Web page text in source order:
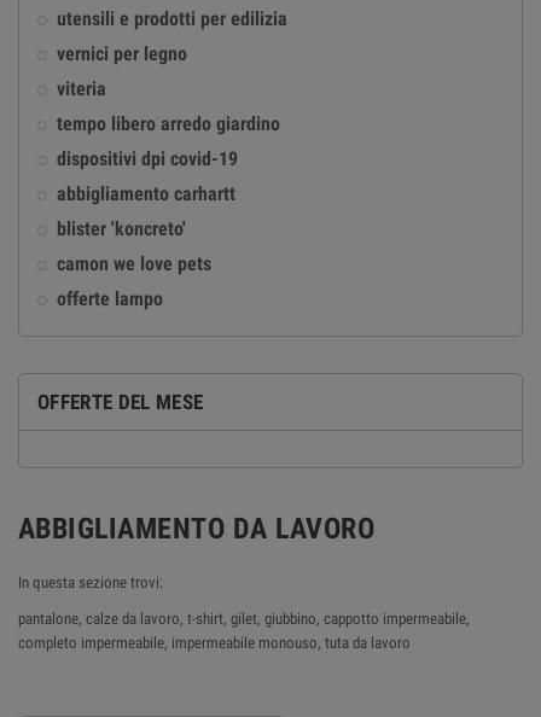
utensili e prodotti per edilizia
vernici per legno
viteria
tempo libero arredo giardino
dispositivi dpi covid-19
abbigliamento carhartt
blister 'koncreto'
camon we love pets
offerte lampo
OFFERTE DEL MESE
ABBIGLIAMENTO DA LAVORO
In questa sezione trovi:
pantalone, calze da lavoro, t-shirt, gilet, giubbino, cappotto impermeabile,
completo impermeabile, impermeabile monouso, tuta da lavoro